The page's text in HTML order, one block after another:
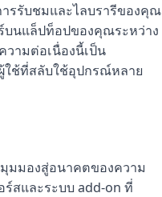
รรับชมและไลบรารีของคุณ
นแล็ปท็อปของคุณระหว่าง
ามต่อเนื่องนี้เป็น
ใช้ที่สลับใช้อุปกรณ์หลาย
มมองสู่อนาคตของความ
สและระบบ add-on ที่